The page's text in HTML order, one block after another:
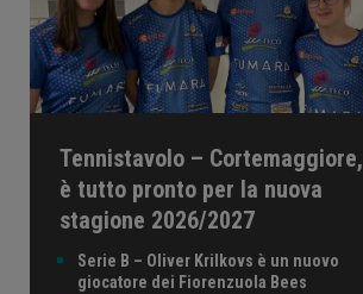
Tennistavolo – Cortemaggiore,
è tutto pronto per la nuova
stagione 2026/2027
Serie B – Oliver Krilkovs è un nuovo
giocatore dei Fiorenzuola Bees